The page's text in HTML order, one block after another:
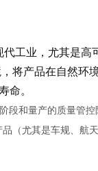
工业，尤其是
将产品在自然环
。
段和量产的质量管
（尤其是车规、航天